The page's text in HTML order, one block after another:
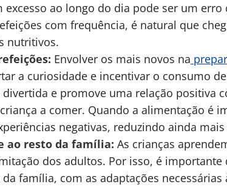
excesso ao longo do dia pode ser um erro
com frequência, é natural que
nutritivos.
Envolver os mais novos na
a curiosidade e incentivar o consumo
e promove uma relação positiva
a comer. Quando a alimentação é
negativas, reduzindo ainda
ao resto da família: As crianças
dos adultos. Por isso, é importante
família, com as adaptações necessárias